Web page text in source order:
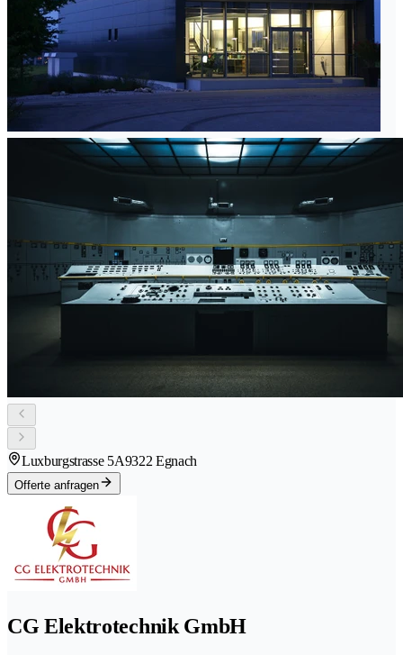
Luxburgstrasse 5A9322 Egnach
Offerte anfragen
CG Elektrotechnik GmbH